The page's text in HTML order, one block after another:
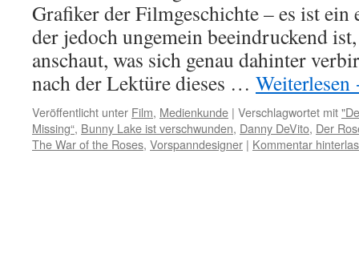
Grafiker der Filmgeschichte – es ist ein
der jedoch ungemein beeindruckend
anschaut, was sich genau dahinter
nach der Lektüre dieses … Weiterlesen
Veröffentlicht unter Film, Medienkunde | Verschlagwortet mit
Missing“, Bunny Lake ist verschwunden, Danny DeVito, Der
The War of the Roses, Vorspanndesigner | Kommentar